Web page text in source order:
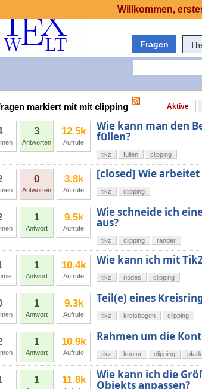
Fragen
markiert mit mit clipping Aktive
3
Antworten
12.5k
Aufrufe
Wie kann man den
füllen?
tikz füllen clipping
0
Antworten
3.8k
Aufrufe
[closed] Wie
tikz clipping
1
Antwort
9.5k
Aufrufe
Wie schneide ich
aus?
tikz clipping ränder
1
Antwort
10.4k
Aufrufe
Wie kann ich mit
tikz nodes clipping
1
Antwort
9.3k
Aufrufe
Teil(e) eines
tikz kreisbogen clipping
1
Antwort
10.9k
Aufrufe
Rahmen um die
tikz kontur clipping
1 11.8k Wie kann ich die
Objekts anpassen?
Willkommen,